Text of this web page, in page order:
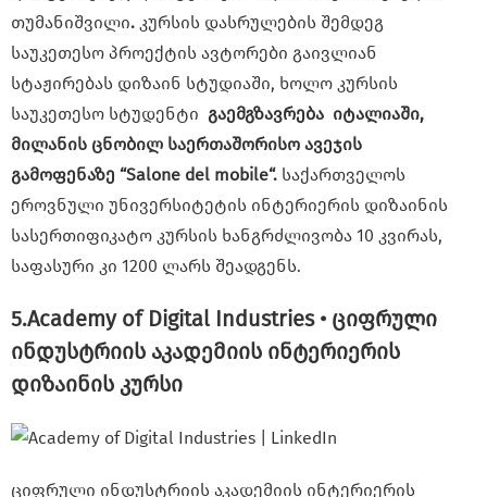
თუმანიშვილი. კურსის დასრულების შემდეგ
საუკეთესო პროექტის ავტორები გაივლიან
სტაჟირებას დიზაინ სტუდიაში, ხოლო კურსის
საუკეთესო სტუდენტი გაემგზავრება იტალიაში,
მილანის ცნობილ საერთაშორისო ავეჯის
გამოფენაზე “Salone del mobile“. საქართველოს
ეროვნული უნივერსიტეტის ინტერიერის დიზაინის
სასერთიფიკატო კურსის ხანგრძლივობა 10 კვირას,
საფასური კი 1200 ლარს შეადგენს.
5.Academy of Digital Industries • ციფრული
ინდუსტრიის აკადემიის ინტერიერის
დიზაინის კურსი
ციფრული ინდუსტრიის აკადემიის ინტერიერის